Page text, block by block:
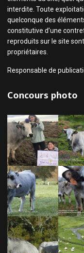
interdite. Toute
quelconque des
constitutive d’une
reproduits sur le site
propriétaires.
Responsable de
Concours photo